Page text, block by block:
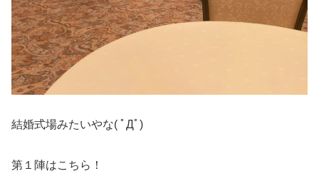
結婚式場みたいやな( ﾟДﾟ)
第１陣はこちら！